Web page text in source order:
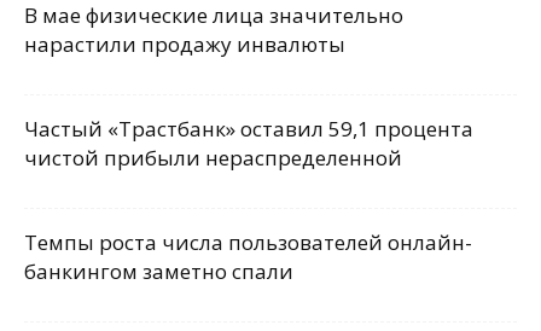
В мае физические лица значительно
нарастили продажу инвалюты
Частый «Трастбанк» оставил 59,1 процента
чистой прибыли нераспределенной
Темпы роста числа пользователей онлайн-
банкингом заметно спали